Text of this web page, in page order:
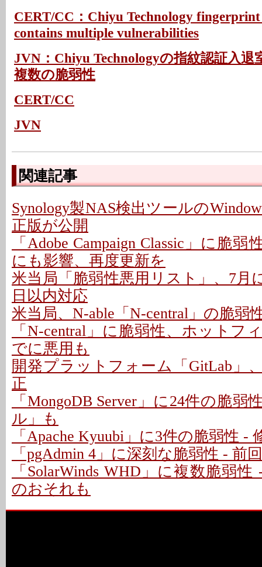
CERT/CC：Chiyu Technology fingerprint
contains multiple vulnerabilities
JVN：Chiyu Technologyの指紋認証入退
複数の脆弱性
CERT/CC
JVN
関連記事
Synology製NAS検出ツールの
正版が公開
「Adobe Campaign Classic」に脆
にも影響、再度更新を
米当局「脆弱性悪用リスト」、7月
日以内対応
米当局、N-able「N-central」の脆弱
「N-central」に脆弱性、ホットフ
でに悪用も
開発プラットフォーム「GitLab」
正
「MongoDB Server」に24件の脆
ル」も
「Apache Kyuubi」に3件の脆弱性 -
「pgAdmin 4」に深刻な脆弱性 - 前
「SolarWinds WHD」に複数脆弱
のおそれも